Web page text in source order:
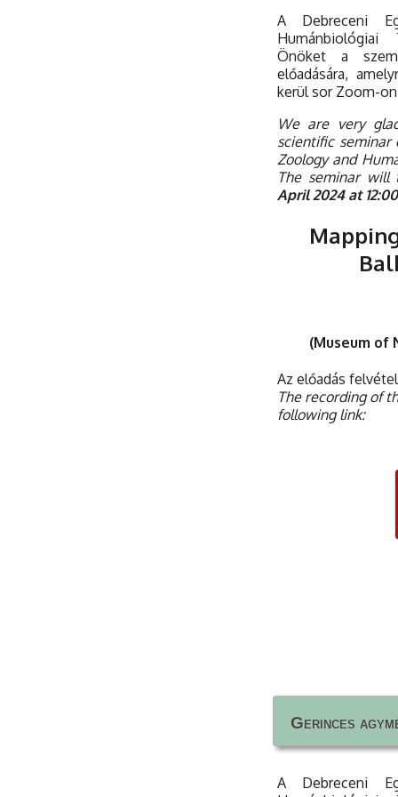
A Debreceni
Humánbiológiai
Önöket a
előadására,
kerül sor Zoom-
We are very
scientific
Zoology and
The seminar
April 2024 at 12:00
(Museum of
Az előadás
The recording of
following link:
Gerinces
Gerinces
A Debreceni